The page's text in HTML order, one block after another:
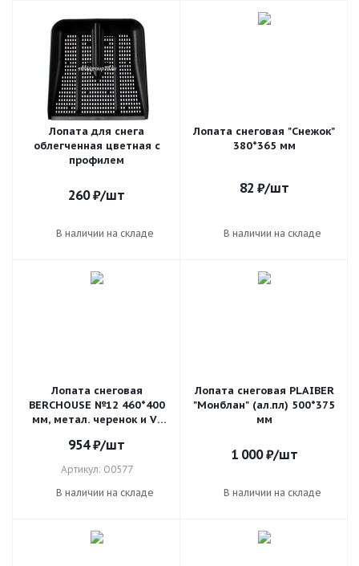
Лопата для снега
облегченная цветная с
профилем
260₽/шт
В наличии на складе
Лопата снеговая "Снежок"
380*365 мм
82 ₽/шт
В наличии на складе
Лопата снеговая
BERCHOUSE №12 460*400
мм, метал. черенок и V-
954₽/шт
Артикул: О0577
В наличии на складе
Лопата снеговая PLAIBER
"Монблан" (ал.пл) 500*375
мм
1 000₽/шт
В наличии на складе